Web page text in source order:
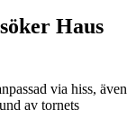
Haus
via hiss, även
av tornets